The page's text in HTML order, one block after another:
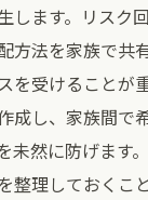
します。リスク
方法を家族で共
を受けることが
成し、家族間で
未然に防げます
整理しておくこ